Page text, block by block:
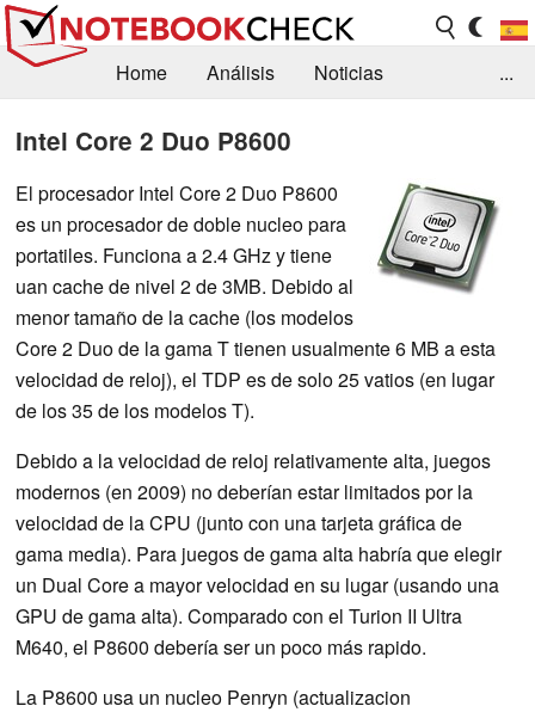
Home Análisis
Noticias
Contacto
...
Intel Core 2 Duo P8600
El procesador Intel Core 2 Duo P8600
es un procesador de doble nucleo para
portatiles. Funciona a 2.4 GHz y tiene
uan cache de nivel 2 de 3MB. Debido al
menor tamaño de la cache (los modelos
Core 2 Duo de la gama T tienen usualmente 6 MB a esta
velocidad de reloj), el TDP es de solo 25 vatios (en lugar
de los 35 de los modelos T).
Debido a la velocidad de reloj relativamente alta, juegos
modernos (en 2009) no deberían estar limitados por la
velocidad de la CPU (junto con una tarjeta gráfica de
gama media). Para juegos de gama alta habría que elegir
un Dual Core a mayor velocidad en su lugar (usando una
GPU de gama alta). Comparado con el Turion II Ultra
M640, el P8600 debería ser un poco más rapido.
La P8600 usa un nucleo Penryn (actualizacion